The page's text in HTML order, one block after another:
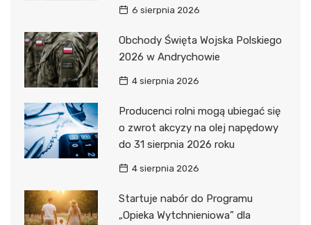
6 sierpnia 2026
Obchody Święta Wojska Polskiego
2026 w Andrychowie
4 sierpnia 2026
Producenci rolni mogą ubiegać się
o zwrot akcyzy na olej napędowy
do 31 sierpnia 2026 roku
4 sierpnia 2026
Startuje nabór do Programu
„Opieka Wytchnieniowa” dla